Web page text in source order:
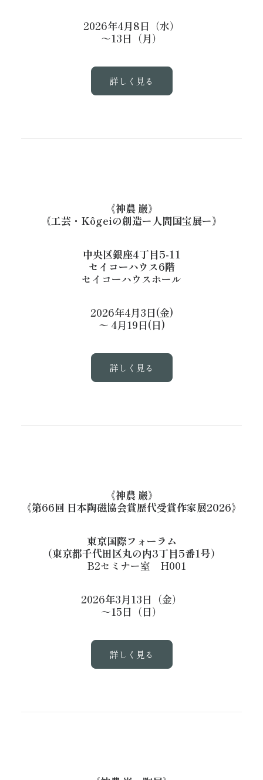
2026年4月8日（水）
～13日（月）
詳しく見る
《神農 巌》
《工芸・Kôgeiの創造ー人間国宝展ー》
中央区銀座4丁目5-11
セイコーハウス6階
セイコーハウスホール
2026年4月3日(金)
〜 4月19日(日)
詳しく見る
《神農 巌》
《第66回 日本陶磁協会賞歴代受賞作家展2026》
東京国際フォーラム
（東京都千代田区丸の内3丁目5番1号）
B2セミナー室 H001
2026年3月13日（金）
～15日（日）
詳しく見る